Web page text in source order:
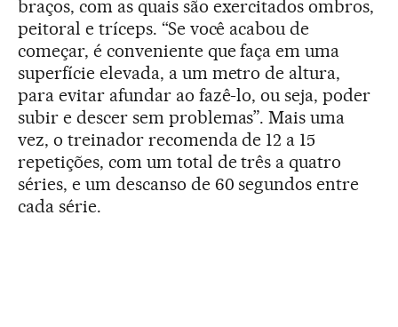
braços, com as quais são exercitados ombros,
peitoral e tríceps. “Se você acabou de
começar, é conveniente que faça em uma
superfície elevada, a um metro de altura,
para evitar afundar ao fazê-lo, ou seja, poder
subir e descer sem problemas”. Mais uma
vez, o treinador recomenda de 12 a 15
repetições, com um total de três a quatro
séries, e um descanso de 60 segundos entre
cada série.